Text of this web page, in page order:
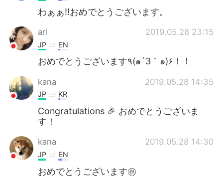
わぁぁ‼︎おめでとうございます。
ari 2019.05.28 23:15
JP EN
おめでとうございます٩(๑´3｀๑)۶！！
kana 2019.05.28 14:35
JP KR
Congratulations 🎉 おめでとうございま
す！
kana 2019.05.28 14:30
JP EN
おめでとうございます㊗️